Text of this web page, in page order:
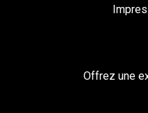
Offrez une